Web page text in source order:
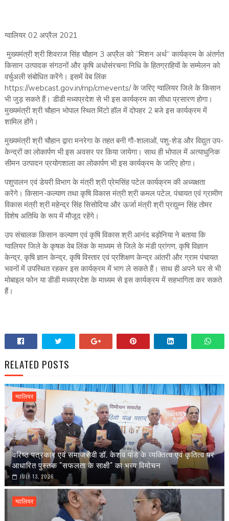
ग्वालियर 02 अप्रैल 2021
मुख्यमंत्री श्री शिवराज सिंह चौहान 3 अप्रैल को “मिशन अर्थ” कार्यक्रम के अंतर्गत
किसान उत्पादक संगठनों और कृषि अधोसंरचना निधि के हितग्राहियों के सम्मेलन को
वर्चुअली संबोधित करेंगे। इसमें वेब लिंक
https://webcast.gov.in/mp/cmevents/ के जरिए ग्वालियर जिले के किसान
भी जुड़ सकते हैं। डीडी मध्यप्रदेश से भी इस कार्यक्रम का सीधा प्रसारण होगा।
मुख्यमंत्री श्री चौहान भोपाल स्थित मिंटो हॉल में दोपहर 2 बजे इस कार्यक्रम में
शामिल होंगे।
मुख्यमंत्री श्री चौहान द्वारा मनरेगा के तहत बनी गौ-शालाओं, पशु-शेड और विद्युत उप-
केन्द्रों का लोकार्पण भी इस अवसर पर किया जायेगा। साथ ही भोपाल में अत्याधुनिक
सीमन उत्पादन प्रयोगशाला का लोकार्पण भी इस कार्यक्रम के जरिए होगा।
पशुपालन एवं डेयरी विभाग के मंत्री श्री प्रेमसिंह पटेल कार्यक्रम की अध्यक्षता
करेंगे। किसान-कल्याण तथा कृषि विकास मंत्री श्री कमल पटेल, पंचायत एवं ग्रामीण
विकास मंत्री श्री महेन्द्र सिंह सिसोदिया और ऊर्जा मंत्री श्री प्रद्युम्न सिंह तोमर
विशेष अतिथि के रूप में मौजूद रहेंगे।
उप संचालक किसान कल्याण एवं कृषि विकास श्री आनंद बड़ोनिया ने बताया कि
ग्वालियर जिले के कृषक वेब लिंक के माध्यम से जिले के मंडी प्रांगण, कृषि विज्ञान
केन्द्र, कृषि ज्ञान केन्द्र, कृषि विस्तार एवं प्रशिक्षण केन्द्र आंतरी और ग्राम पंचायत
भवनों में उपस्थित रहकर इस कार्यक्रम में भाग ले सकते हैं। साथ ही अपने घर से भी
मोबाइल फोन या डीडी मध्यप्रदेश के माध्यम से इस कार्यक्रम में सहभागिता कर सकते
हैं।
RELATED POSTS
ग्वालियर
वरिष्ठ पत्रकार एवं समाजसेवी डॉ. केशव पांडे के व्यक्तित्व एवं कृतित्व पर
आधारित पुस्तक "सफलता के साक्षी" का भव्य विमोचन
JULY 13, 2026
ग्वालियर